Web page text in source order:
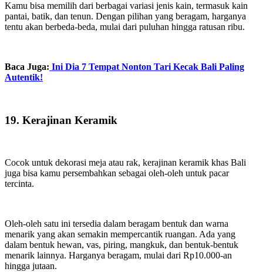
Kamu bisa memilih dari berbagai variasi jenis kain, termasuk kain
pantai, batik, dan tenun. Dengan pilihan yang beragam, harganya
tentu akan berbeda-beda, mulai dari puluhan hingga ratusan ribu.
Baca Juga: Ini Dia 7 Tempat Nonton Tari Kecak Bali Paling
Autentik!
19. Kerajinan Keramik
Cocok untuk dekorasi meja atau rak, kerajinan keramik khas Bali
juga bisa kamu persembahkan sebagai oleh-oleh untuk pacar
tercinta.
Oleh-oleh satu ini tersedia dalam beragam bentuk dan warna
menarik yang akan semakin mempercantik ruangan. Ada yang
dalam bentuk hewan, vas, piring, mangkuk, dan bentuk-bentuk
menarik lainnya. Harganya beragam, mulai dari Rp10.000-an
hingga jutaan.